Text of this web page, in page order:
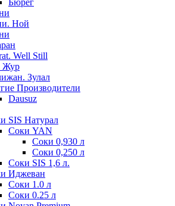
Бюрег
Ной
Well Still
Жур
Зулал
Производители
Dausuz
SIS Натурал
Соки YAN
Соки 0,930 л
Соки 0,250 л
Соки SIS 1,6 л.
Иджеван
Соки 1.0 л
Соки 0.25 л